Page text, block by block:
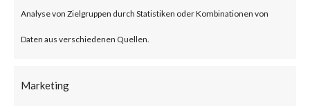
Analyse von Zielgruppen durch Statistiken oder Kombinationen von
Daten aus verschiedenen Quellen.
Marketing
Fantasy is a new wiper malware
that overwrites and deletes files
have victimized multiple